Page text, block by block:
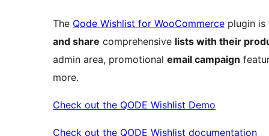
The Qode Wishlist for WooCommerce plugin
and share comprehensive lists with their
admin area, promotional email campaign
more.
Check out the QODE Wishlist Demo
Check out the QODE Wishlist documentation